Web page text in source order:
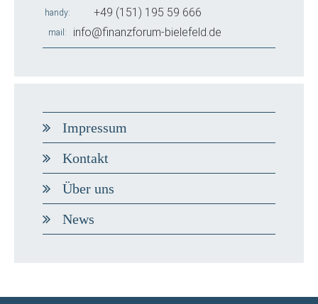
handy +49 (151) 195 59 666
mail info@finanzforum-bielefeld.de
Impressum
Kontakt
Über uns
News